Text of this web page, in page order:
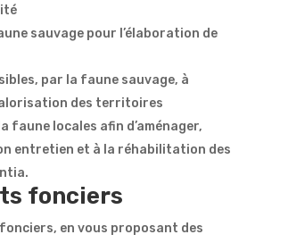
sauvage pour l’élaboration de
par la faune sauvage, à
des territoires
locales afin d’aménager,
entretien et à la réhabilitation des
fonciers
en vous proposant des